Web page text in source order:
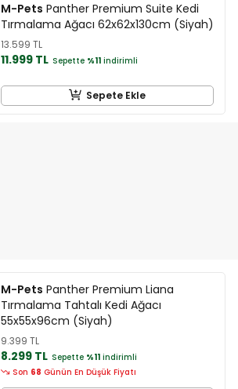
M-Pets Panther Premium Suite Kedi
Tırmalama Ağacı 62x62x130cm (Siyah)
13.599 TL
11.999 TL Sepette %11 indirimli
Sepete Ekle
M-Pets Panther Premium Liana
Tırmalama Tahtalı Kedi Ağacı
55x55x96cm (Siyah)
9.399 TL
8.299 TL Sepette %11 indirimli
Son 68 Günün En Düşük Fiyatı